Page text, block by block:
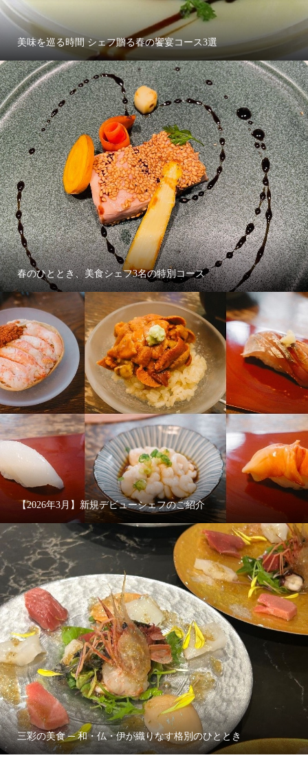
美味を巡る時間 シェフ贈る春の饗宴コース3選
春のひととき、美食シェフ3名の特別コース
【2026年3月】新規デビューシェフのご紹介
三彩の美食 ─ 和・仏・伊が織りなす格別のひととき